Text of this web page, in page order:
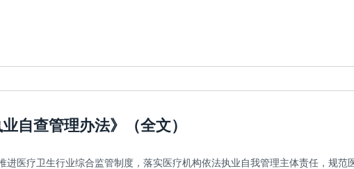
自查管理办法》（全文）
医疗卫生行业综合监管制度，落实医疗机构依法执业自我管理主体责任，规范